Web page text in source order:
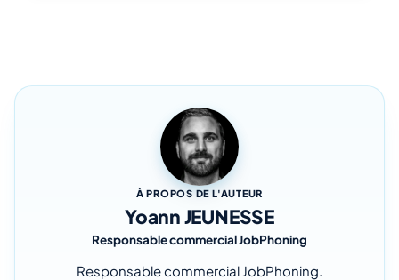
À PROPOS DE L'AUTEUR
Yoann JEUNESSE
Responsable commercial JobPhoning
Responsable commercial JobPhoning.